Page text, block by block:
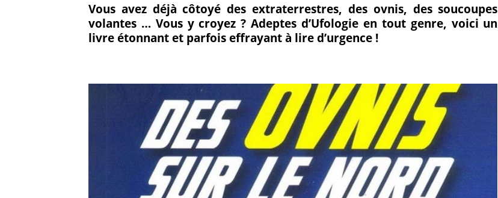
sur sur it
Vous avez déjà côtoyé des extraterrestres, des ovnis, des soucoupes
volantes … Vous y croyez ? Adeptes d’Ufologie en tout genre, voici un
livre étonnant et parfois effrayant à lire d’urgence !